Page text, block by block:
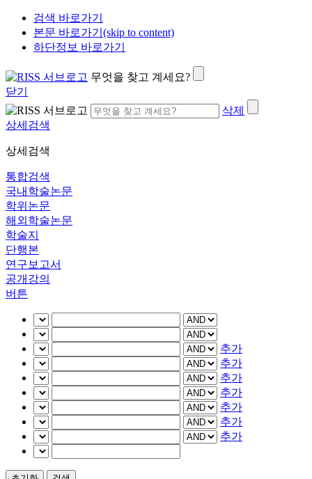
검색 바로가기
본문 바로가기(skip to content)
하단정보 바로가기
무엇을 찾고 계세요?
닫기
삭제
상세검색
상세검색
통합검색
국내학술논문
학위논문
해외학술논문
학술지
단행본
연구보고서
공개강의
버튼
추가
추가
추가
추가
추가
추가
추가